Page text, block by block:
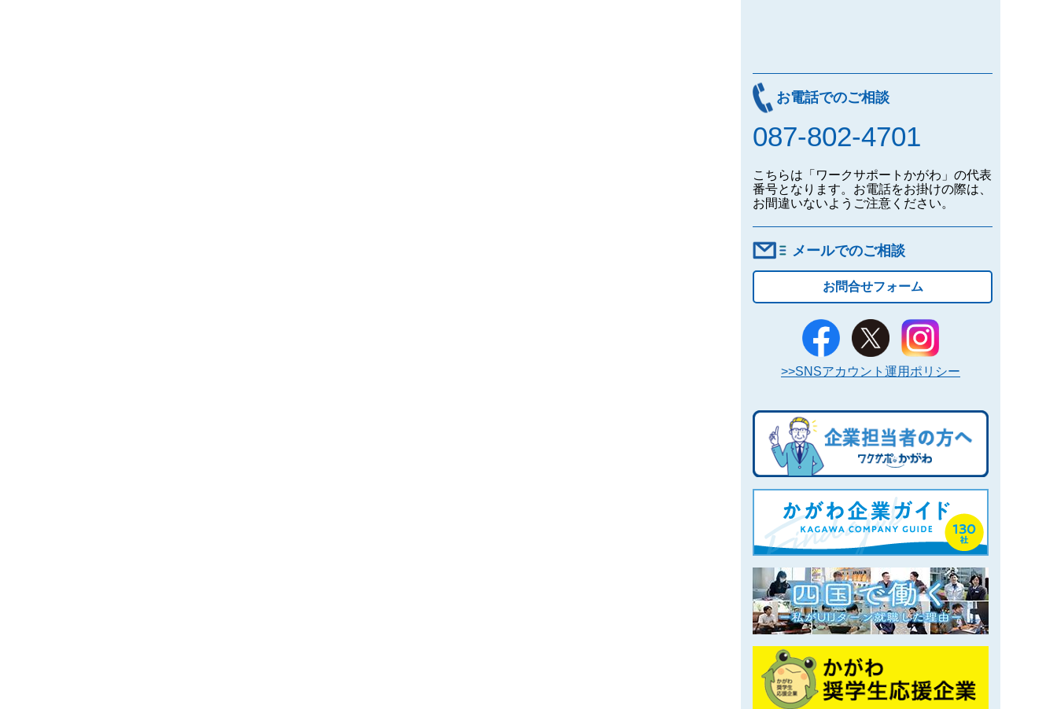
お電話でのご相談
087-802-4701
こちらは「ワークサポートかがわ」の代表
番号となります。お電話をお掛けの際は、
お間違いないようご注意ください。
メールでのご相談
お問合せフォーム
>>SNSアカウント運用ポリシー